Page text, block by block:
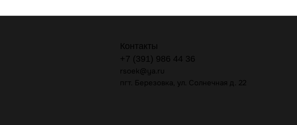
Контакты
+7 (391) 986 44 36
rsoek@ya.ru
пгт. Березовка, ул. Солнечная д. 22